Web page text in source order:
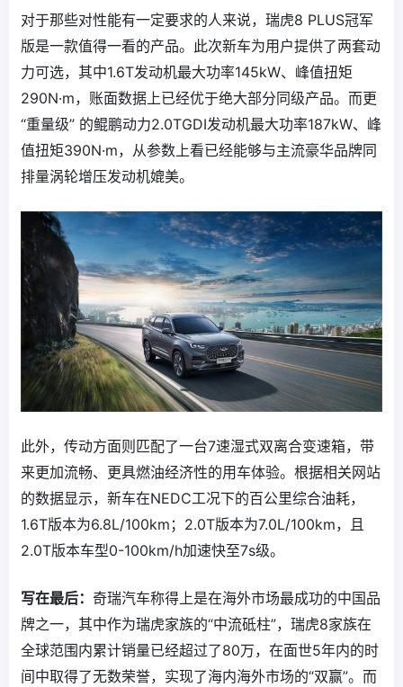
对于那些对性能有一定要求的人来说，瑞虎8 PLUS冠军
版是一款值得一看的产品。此次新车为用户提供了两套动
力可选，其中1.6T发动机最大功率145kW、峰值扭矩
290N·m，账面数据上已经优于绝大部分同级产品。而更
“重量级” 的鲲鹏动力2.0TGDI发动机最大功率187kW、峰
值扭矩390N·m，从参数上看已经能够与主流豪华品牌同
排量涡轮增压发动机媲美。
此外，传动方面则匹配了一台7速湿式双离合变速箱，带
来更加流畅、更具燃油经济性的用车体验。根据相关网站
的数据显示，新车在NEDC工况下的百公里综合油耗，
1.6T版本为6.8L/100km；2.0T版本为7.0L/100km，且
2.0T版本车型0-100km/h加速快至7s级。
写在最后： 奇瑞汽车称得上是在海外市场最成功的中国品
牌之一，其中作为瑞虎家族的“中流砥柱”，瑞虎8家族在
全球范围内累计销量已经超过了80万，在面世5年内的时
间中取得了无数荣誉，实现了海内海外市场的“双赢”。而